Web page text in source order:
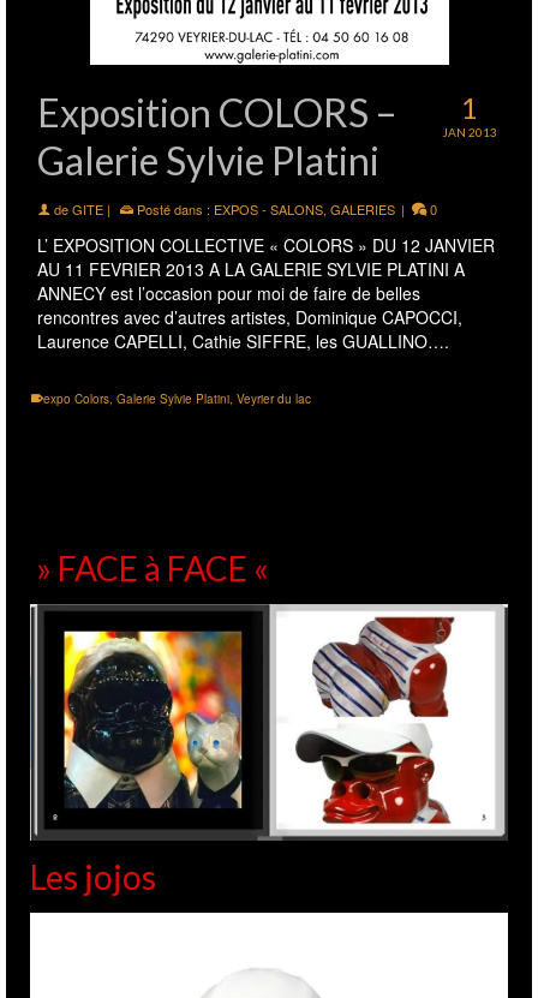
1
JAN 2013
Exposition COLORS –
Galerie Sylvie Platini
deGITE | Posté dans : EXPOS - SALONS, GALERIES | 0
L’ EXPOSITION COLLECTIVE « COLORS » DU 12 JANVIER
AU 11 FEVRIER 2013 A LA GALERIE SYLVIE PLATINI A
ANNECY est l’occasion pour moi de faire de belles
rencontres avec d’autres artistes, Dominique CAPOCCI,
Laurence CAPELLI, Cathie SIFFRE, les GUALLINO….
expo Colors Galerie Sylvie Platini Veyrier du lac
» FACE à FACE «
Les jojos